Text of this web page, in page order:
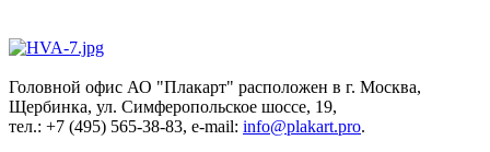
Головной офис АО "Плакарт" расположен в г. Москва,
Щербинка, ул. Симферопольское шоссе, 19,
тел.: +7 (495) 565-38-83, e-mail: info@plakart.pro.